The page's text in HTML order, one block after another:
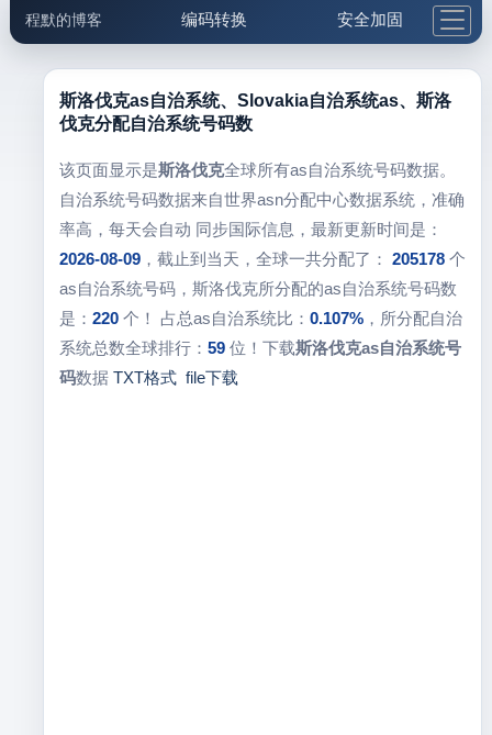
程默的博客 编码转换 安全加固
邮件工具 生活便民 更多工具
5.1支付宝大红包
斯洛伐克as自治系统、Slovakia自治系统as、斯洛
伐克分配自治系统号码数
该页面显示是斯洛伐克全球所有as自治系统号码数据。
自治系统号码数据来自世界asn分配中心数据系统，准确
率高，每天会自动 同步国际信息，最新更新时间是：
2026-08-09，截止到当天，全球一共分配了： 205178个
as自治系统号码，斯洛伐克所分配的as自治系统号码数
是： 220个！ 占总as自治系统比： 0.107%，所分配自治
系统总数全球排行： 59位！下载斯洛伐克as自治系统号
码数据 TXT格式 file下载